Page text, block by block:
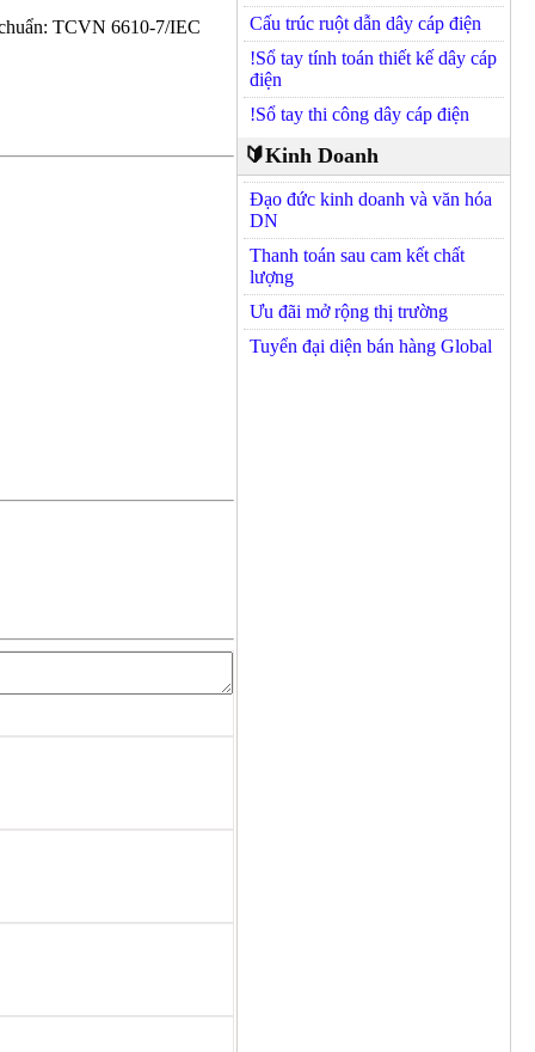
TCVN 6610-7/IEC
Cấu trúc ruột dẫn dây cáp điện
!Sổ tay tính toán thiết kế dây cáp
điện
!Sổ tay thi công dây cáp điện
🔰Kinh Doanh
Đạo đức kinh doanh và văn hóa
DN
Thanh toán sau cam kết chất
lượng
Ưu đãi mở rộng thị trường
Tuyển đại diện bán hàng Global